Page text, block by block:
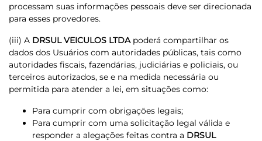
processam suas informações pessoais deve ser direcionada
para esses provedores.
(iii) A DRSUL VEICULOS LTDApoderá compartilhar os
dados dos Usuários com autoridades públicas, tais como
autoridades fiscais, fazendárias, judiciárias e policiais, ou
terceiros autorizados, se e na medida necessária ou
permitida para atender a lei, em situações como:
Para cumprir com obrigações legais;
Para cumprir com uma solicitação legal válida e
responder a alegações feitas contra a DRSUL